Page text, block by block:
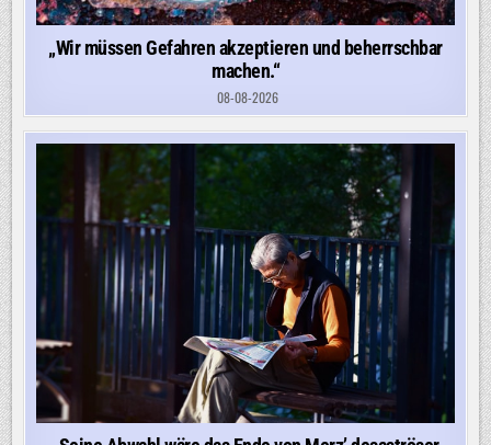
„Wir müssen Gefahren akzeptieren und beherrschbar
machen.“
08-08-2026